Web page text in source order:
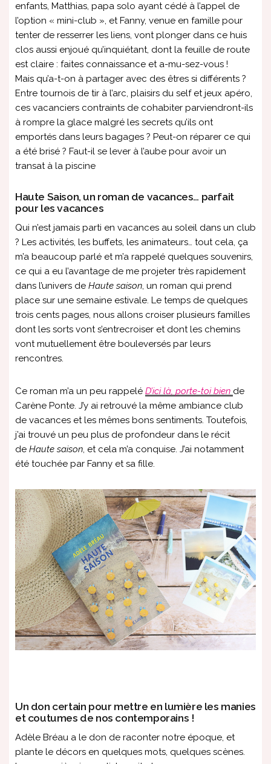
enfants, Matthias, papa solo ayant cédé à l’appel de
l’option « mini-club », et Fanny, venue en famille pour
tenter de resserrer les liens, vont plonger dans ce huis
clos aussi enjoué qu’inquiétant, dont la feuille de route
est claire : faites connaissance et a-mu-sez-vous !
Mais qu’a-t-on à partager avec des êtres si différents ?
Entre tournois de tir à l’arc, plaisirs du self et jeux apéro,
ces vacanciers contraints de cohabiter parviendront-ils
à rompre la glace malgré les secrets qu’ils ont
emportés dans leurs bagages ? Peut-on réparer ce qui
a été brisé ? Faut-il se lever à l’aube pour avoir un
transat à la piscine
Haute Saison, un roman de vacances… parfait
pour les vacances
Qui n’est jamais parti en vacances au soleil dans un club
? Les activités, les buffets, les animateurs… tout cela, ça
m’a beaucoup parlé et m’a rappelé quelques souvenirs,
ce qui a eu l’avantage de me projeter très rapidement
dans l’univers de Haute saison, un roman qui prend
place sur une semaine estivale. Le temps de quelques
trois cents pages, nous allons croiser plusieurs familles
dont les sorts vont s’entrecroiser et dont les chemins
vont mutuellement être bouleversés par leurs
rencontres.
Ce roman m’a un peu rappelé D’ici là, porte-toi bien de
Carène Ponte. J’y ai retrouvé la même ambiance club
de vacances et les mêmes bons sentiments. Toutefois,
j’ai trouvé un peu plus de profondeur dans le récit
de Haute saison, et cela m’a conquise. J’ai notamment
été touchée par Fanny et sa fille.
Un don certain pour mettre en lumière les manies
et coutumes de nos contemporains !
Adèle Bréau a le don de raconter notre époque, et
plante le décors en quelques mots, quelques scènes.